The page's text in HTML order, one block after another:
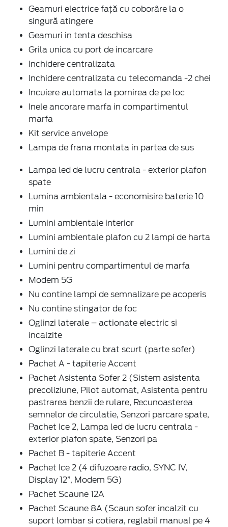
Geamuri electrice faţă cu coborâre la o
singură atingere
Geamuri in tenta deschisa
Grila unica cu port de incarcare
Inchidere centralizata
Inchidere centralizata cu telecomanda -2 chei
Incuiere automata la pornirea de pe loc
Inele ancorare marfa in compartimentul
marfa
Kit service anvelope
Lampa de frana montata in partea de sus
Lampa led de lucru centrala - exterior plafon
spate
Lumina ambientala - economisire baterie 10
min
Lumini ambientale interior
Lumini ambientale plafon cu 2 lampi de harta
Lumini de zi
Lumini pentru compartimentul de marfa
Modem 5G
Nu contine lampi de semnalizare pe acoperis
Nu contine stingator de foc
Oglinzi laterale – actionate electric si
incalzite
Oglinzi laterale cu brat scurt (parte sofer)
Pachet A - tapiterie Accent
Pachet Asistenta Sofer 2 (Sistem asistenta
precoliziune, Pilot automat, Asistenta pentru
pastrarea benzii de rulare, Recunoasterea
semnelor de circulatie, Senzori parcare spate,
Pachet Ice 2, Lampa led de lucru centrala -
exterior plafon spate, Senzori pa
Pachet B - tapiterie Accent
Pachet Ice 2 (4 difuzoare radio, SYNC IV,
Display 12”, Modem 5G)
Pachet Scaune 12A
Pachet Scaune 8A (Scaun sofer incalzit cu
suport lombar si cotiera, reglabil manual pe 4